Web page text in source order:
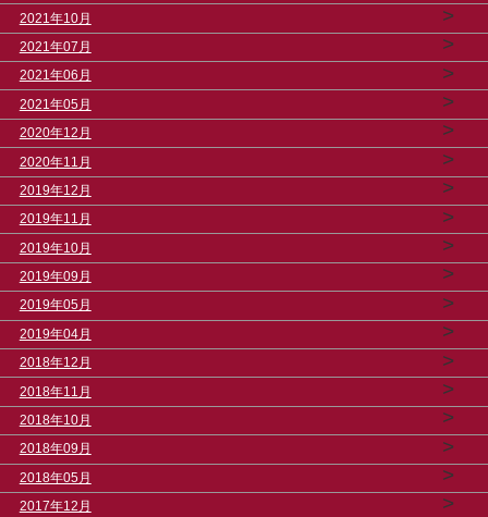
2021年10月 >
2021年07月 >
2021年06月 >
2021年05月 >
2020年12月 >
2020年11月 >
2019年12月 >
2019年11月 >
2019年10月 >
2019年09月 >
2019年05月 >
2019年04月 >
2018年12月 >
2018年11月 >
2018年10月 >
2018年09月 >
2018年05月 >
2017年12月 >